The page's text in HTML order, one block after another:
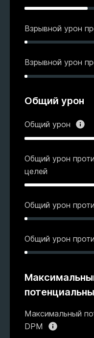
Взрывной урон
Взрывной урон
Общий урон
Общий урон
Общий урон
целей
Общий урон
Общий урон
Максимальный
DPM